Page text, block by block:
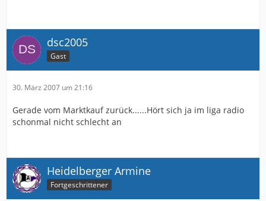
dsc2005
Gast
30. März 2007 um 21:16
Gerade vom Marktkauf zurück......Hört sich ja im liga radio
schonmal nicht schlecht an
Heidelberger Armine
Fortgeschrittener